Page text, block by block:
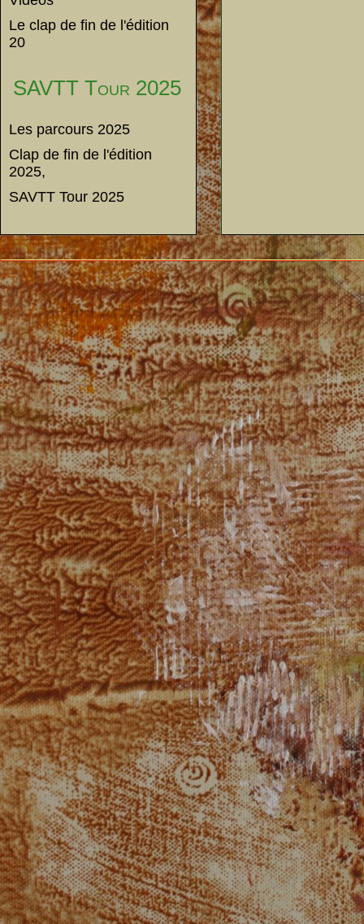
Le clap de fin de l'édition
20
SAVTT Tour 2025
Les parcours 2025
Clap de fin de l'édition
2025,
SAVTT Tour 2025